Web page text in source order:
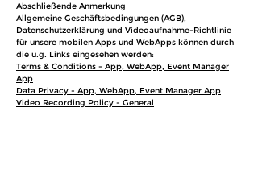
Abschließende Anmerkung
Allgemeine Geschäftsbedingungen (AGB),
Datenschutzerklärung und Videoaufnahme-Richtlinie
für unsere mobilen Apps und WebApps können durch
die u.g. Links eingesehen werden:
Terms & Conditions - App, WebApp, Event Manager
App
Data Privacy - App, WebApp, Event Manager App
Video Recording Policy - General